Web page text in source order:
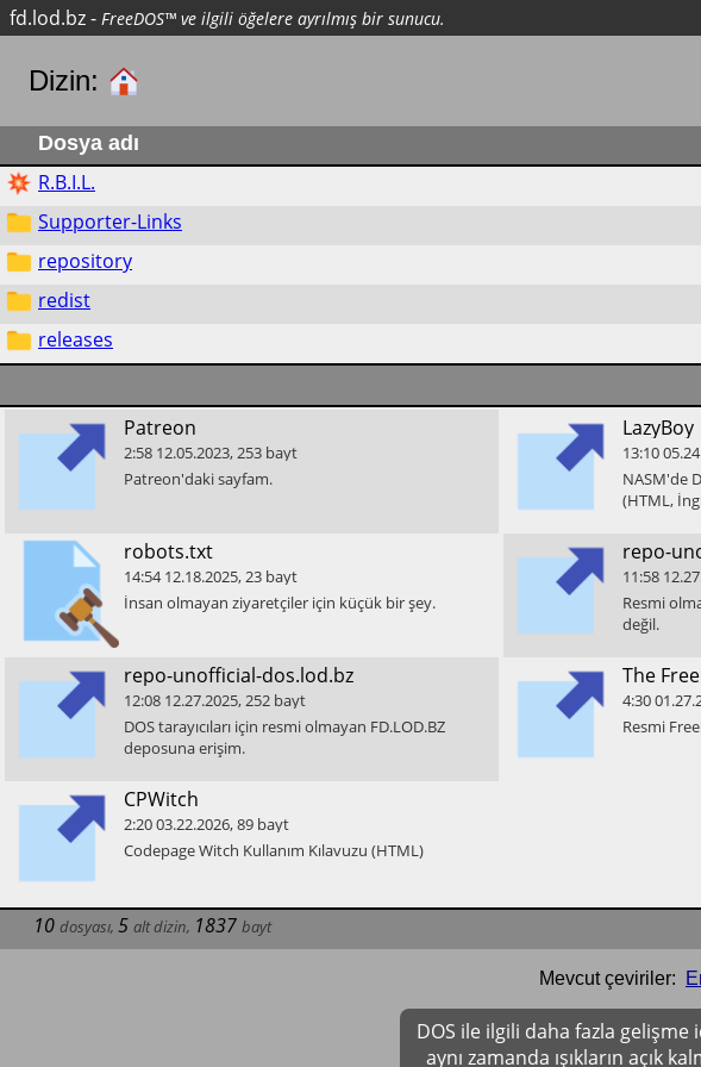
fd.lod.bz- FreeDOS™ ve ilgili öğelere ayrılmış bir sunucu.
Dizin:
Dosya adı
R.B.I.L.
Supporter-Links
repository
redist
releases
​Patreon
2:58 12.05.2023,253 bayt
​Patreon'daki sayfam.
​LazyBoy
13:10
​NASM'de
(HTML,
​robots.txt
14:54 12.18.2025,23 bayt
​İnsan olmayan ziyaretçiler için küçük bir şey.
​repo-
11:58
​Resmi
değil.
​repo-unofficial-dos.lod.bz
12:08 12.27.2025,252 bayt
​DOS tarayıcıları için resmi olmayan FD.LOD.BZ
deposuna erişim.
​The
4:30
​Resmi
​CPWitch
2:2003.22.2026,89 bayt
​Codepage Witch Kullanım Kılavuzu (HTML)
10 dosyası, 5 alt dizin, 1837 bayt
Mevcut çeviriler:
DOS ile ilgili daha fazla
aynı zamanda ışıkların açık